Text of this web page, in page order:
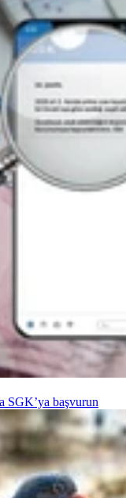
SGK’ya başvurun